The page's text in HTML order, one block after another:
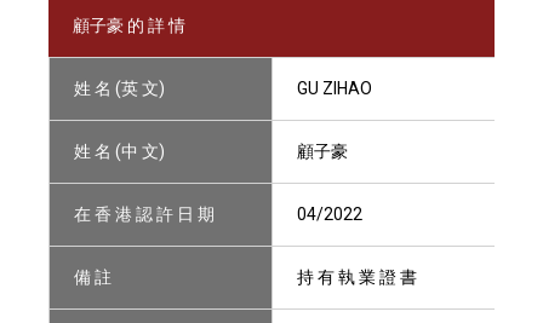
顧子豪 的 詳 情
姓 名 (英 文) GU ZIHAO
姓 名 (中 文) 顧子豪
在 香 港 認 許 日 期 04/2022
備 註 持 有 執 業 證 書